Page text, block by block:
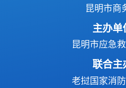
昆明市商
主办单
昆明市应急
联合主
老挝国家消